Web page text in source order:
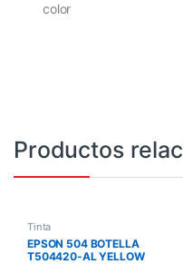
color
Productos
Tinta
EPSON 504 BOTELLA
T504420-AL YELLOW